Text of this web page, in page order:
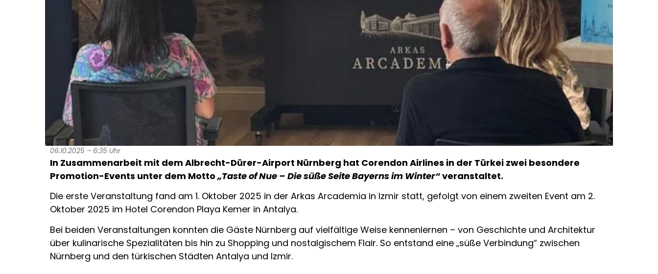
06.10.2025 – 6:35 Uhr
In Zusammenarbeit mit dem Albrecht-Dürer-Airport Nürnberg hat Corendon Airlines in der Türkei zwei besondere
Promotion-Events unter dem Motto„Taste of Nue – Die süße Seite Bayerns im Winter“veranstaltet.
Die erste Veranstaltung fand am 1. Oktober 2025 in der Arkas Arcademia in Izmir statt, gefolgt von einem zweiten Event am 2.
Oktober 2025 im Hotel Corendon Playa Kemer in Antalya.
Bei beiden Veranstaltungen konnten die Gäste Nürnberg auf vielfältige Weise kennenlernen – von Geschichte und Architektur
über kulinarische Spezialitäten bis hin zu Shopping und nostalgischem Flair. So entstand eine „süße Verbindung“ zwischen
Nürnberg und den türkischen Städten Antalya und Izmir.